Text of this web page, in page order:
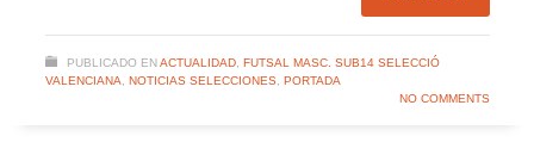
PUBLICADO EN ACTUALIDAD, FUTSAL MASC. SUB14 SELECCIÓ
VALENCIANA
NOTICIAS SELECCIONES, PORTADA
NO COMMENTS